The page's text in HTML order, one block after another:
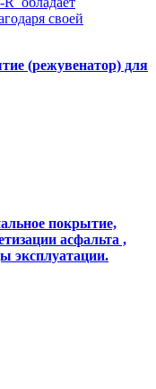
своей
(режувенатор) для
покрытие,
асфальта ,
эксплуатации.